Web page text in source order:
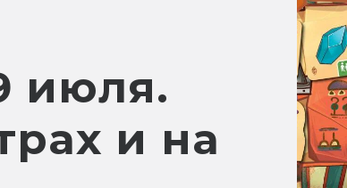
июля.
и на